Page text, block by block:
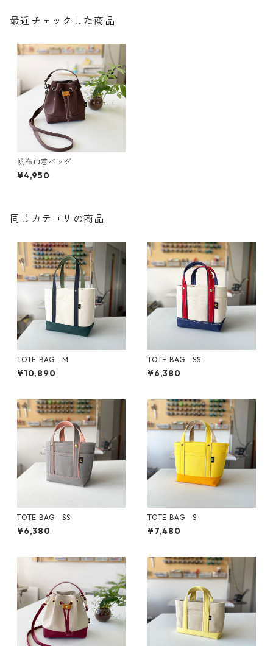
最近チェックした商品
帆布巾着バッグ
¥4,950
同じカテゴリの商品
TOTE BAG M
¥10,890
TOTE BAG SS
¥6,380
TOTE BAG SS
¥6,380
TOTE BAG S
¥7,480